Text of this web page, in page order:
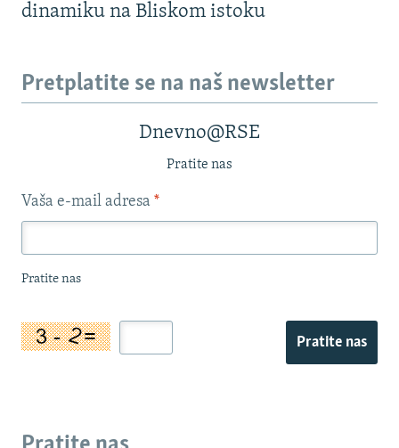
dinamiku na Bliskom istoku
Pretplatite se na naš newsletter
Dnevno@RSE
Pratite nas
Vaša e-mail adresa *
Pratite nas
Pratite nas